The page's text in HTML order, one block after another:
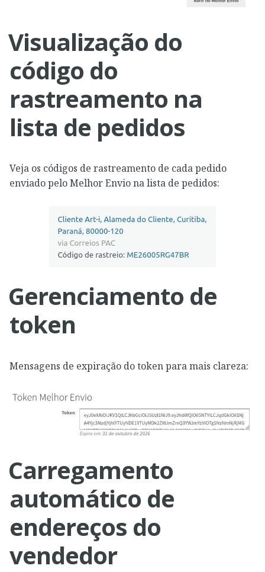
Visualização do
código do
rastreamento na
lista de pedidos
Veja os códigos de rastreamento de cada pedido
enviado pelo Melhor Envio na lista de pedidos:
Gerenciamento de
token
Mensagens de expiração do token para mais clareza:
Carregamento
automático de
endereços do
vendedor